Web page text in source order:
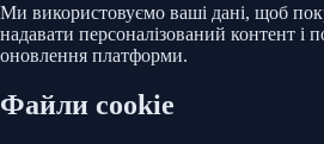
Ми використовуємо ваші дані, щоб
надавати персоналізований контент і
оновлення платформи.
Файли cookie